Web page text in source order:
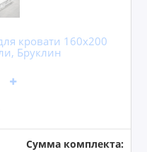
кровати 160x200
Бруклин
Сумма комплекта: